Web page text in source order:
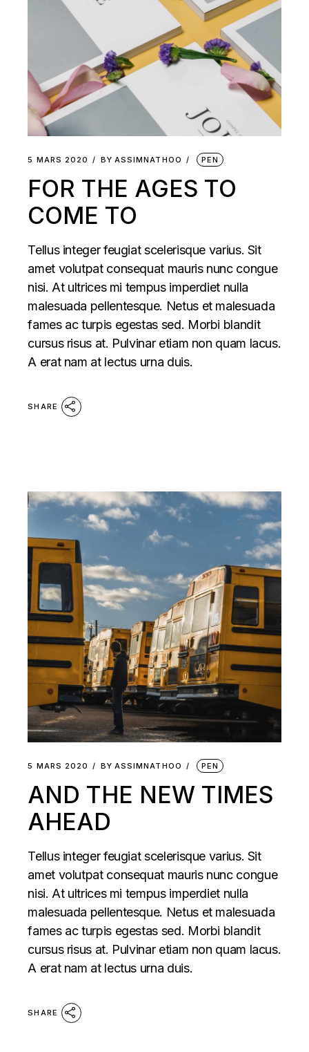
5 MARS 2020 BY ASSIMNATHOO PEN
FOR THE AGES TO
COME TO
Tellus integer feugiat scelerisque varius. Sit
amet volutpat consequat mauris nunc congue
nisi. At ultrices mi tempus imperdiet nulla
malesuada pellentesque. Netus et malesuada
fames ac turpis egestas sed. Morbi blandit
cursus risus at. Pulvinar etiam non quam lacus.
A erat nam at lectus urna duis.
SHARE
5 MARS 2020 BY ASSIMNATHOO PEN
AND THE NEW TIMES
AHEAD
Tellus integer feugiat scelerisque varius. Sit
amet volutpat consequat mauris nunc congue
nisi. At ultrices mi tempus imperdiet nulla
malesuada pellentesque. Netus et malesuada
fames ac turpis egestas sed. Morbi blandit
cursus risus at. Pulvinar etiam non quam lacus.
A erat nam at lectus urna duis.
SHARE